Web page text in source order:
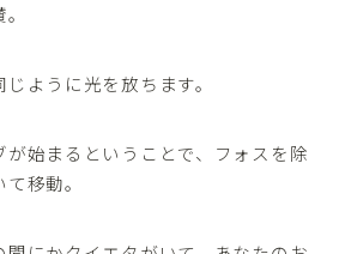
ように光を放ちます。
始まるということで、フォスを除
移動。